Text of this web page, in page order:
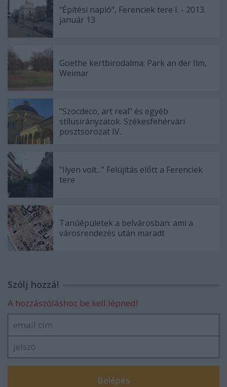
"Építési napló", Ferenciek tere I. - 2013.
január 13.
Goethe kertbirodalma: Park an der Ilm,
Weimar
"Szocdeco, art real" és egyéb
stílusirányzatok. Székesfehérvári
posztsorozat IV.
"Ilyen volt..." Felújítás előtt a Ferenciek
tere
Tanúépületek a belvárosban: ami a
városrendezés után maradt
Szólj hozzá!
A hozzászóláshoz be kell lépned!